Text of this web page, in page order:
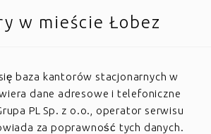
w mieście Łobez
baza kantorów stacjonarnych w
dane adresowe i telefoniczne
PL Sp. z o.o., operator serwisu
za poprawność tych danych.